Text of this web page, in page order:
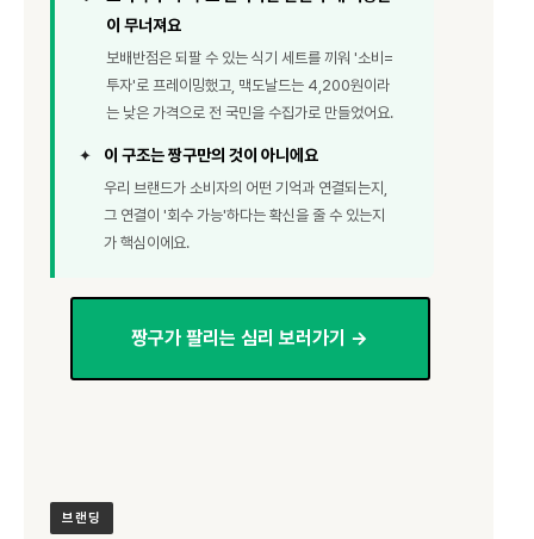
이 무너져요
보배반점은 되팔 수 있는 식기 세트를 끼워 '소비=
투자'로 프레이밍했고, 맥도날드는 4,200원이라
는 낮은 가격으로 전 국민을 수집가로 만들었어요.
✦ 이 구조는 짱구만의 것이 아니에요
우리 브랜드가 소비자의 어떤 기억과 연결되는지,
그 연결이 '회수 가능'하다는 확신을 줄 수 있는지
가 핵심이에요.
짱구가 팔리는 심리 보러가기 →
브랜딩